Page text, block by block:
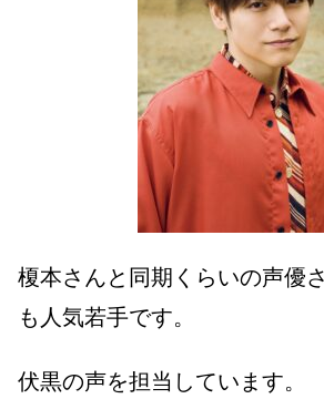
榎本さんと同期くらいの声優
も人気若手です。
伏黒の声を担当しています。